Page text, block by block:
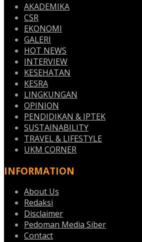
AKADEMIKA
CSR
EKONOMI
GALERI
HOT NEWS
INTERVIEW
KESEHATAN
KESRA
LINGKUNGAN
OPINION
PENDIDIKAN & IPTEK
SUSTAINABILITY
TRAVEL & LIFESTYLE
UKM CORNER
INFORMATION
About Us
Redaksi
Disclaimer
Pedoman Media Siber
Contact